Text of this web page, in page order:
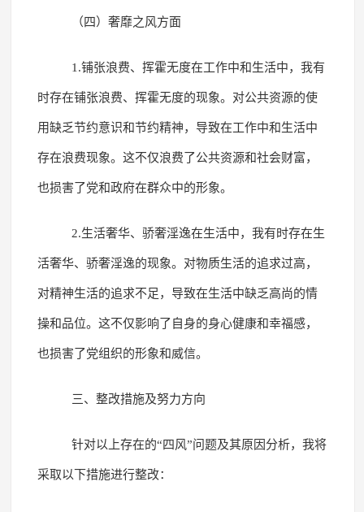
（四）奢靡之风方面
1.铺张浪费、挥霍无度在工作中和生活中，我有
时存在铺张浪费、挥霍无度的现象。对公共资源的使
用缺乏节约意识和节约精神，导致在工作中和生活中
存在浪费现象。这不仅浪费了公共资源和社会财富，
也损害了党和政府在群众中的形象。
2.生活奢华、骄奢淫逸在生活中，我有时存在生
活奢华、骄奢淫逸的现象。对物质生活的追求过高，
对精神生活的追求不足，导致在生活中缺乏高尚的情
操和品位。这不仅影响了自身的身心健康和幸福感，
也损害了党组织的形象和威信。
三、整改措施及努力方向
针对以上存在的“四风”问题及其原因分析，我将
采取以下措施进行整改：